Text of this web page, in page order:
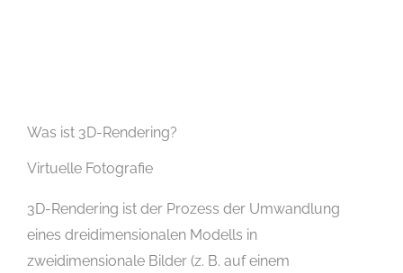
Was ist 3D-Rendering?
Virtuelle Fotografie
3D-Rendering ist der Prozess der Umwandlung
eines dreidimensionalen Modells in
zweidimensionale Bilder (z. B. auf einem